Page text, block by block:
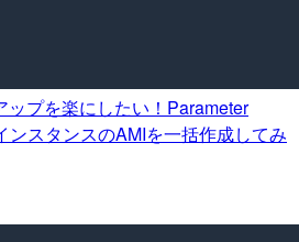
プを楽にしたい！Parameter
ンスタンスのAMIを一括作成してみ